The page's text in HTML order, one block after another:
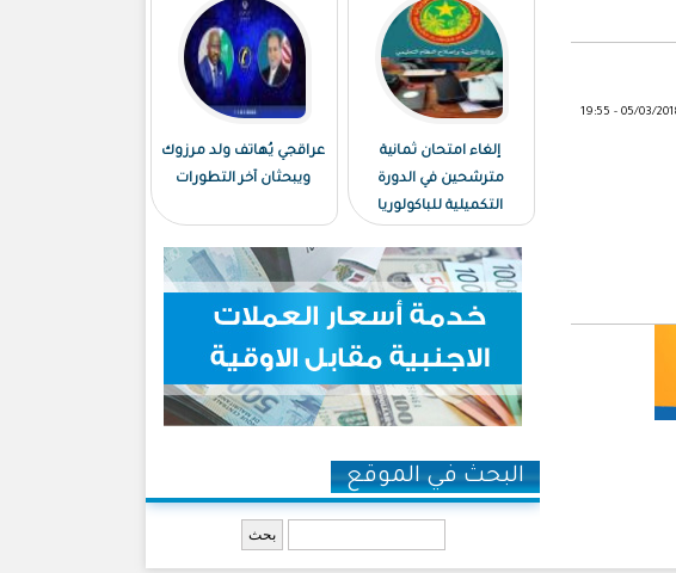
إلغاء امتحان ثمانية
مترشحين في الدورة
التكميلية للباكولوريا
عراقجي يُهاتف ولد مرزوك
ويبحثان آخر التطورات
البحث في الموقع